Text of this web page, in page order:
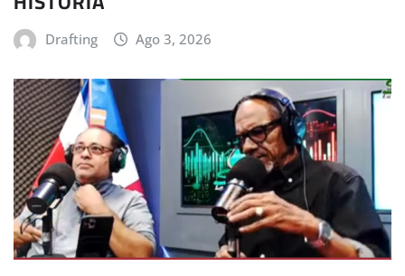
Drafting Ago 3, 2026